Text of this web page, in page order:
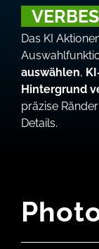
Das KI
auswählen,
Hintergrund
präzise
Details.